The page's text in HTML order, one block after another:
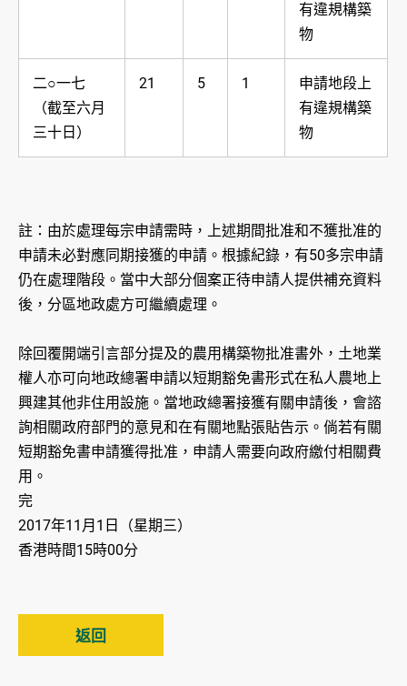
有違規構築
物
二○一七
（截至六月
三十日）
21 5 1
申請地段上
有違規構築
物
註：由於處理每宗申請需時，上述期間批准和不獲批准的
申請未必對應同期接獲的申請。根據紀錄，有50多宗申請
仍在處理階段。當中大部分個案正待申請人提供補充資料
後，分區地政處方可繼續處理。
除回覆開端引言部分提及的農用構築物批准書外，土地業
權人亦可向地政總署申請以短期豁免書形式在私人農地上
興建其他非住用設施。當地政總署接獲有關申請後，會諮
詢相關政府部門的意見和在有關地點張貼告示。倘若有關
短期豁免書申請獲得批准，申請人需要向政府繳付相關費
用。
完
2017年11月1日（星期三）
香港時間15時00分
返回